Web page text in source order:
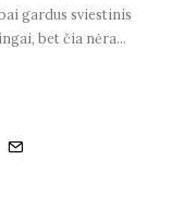
gardus sviestinis
bet čia nėra…